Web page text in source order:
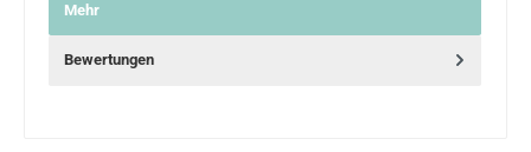
Mehr
Bewertungen